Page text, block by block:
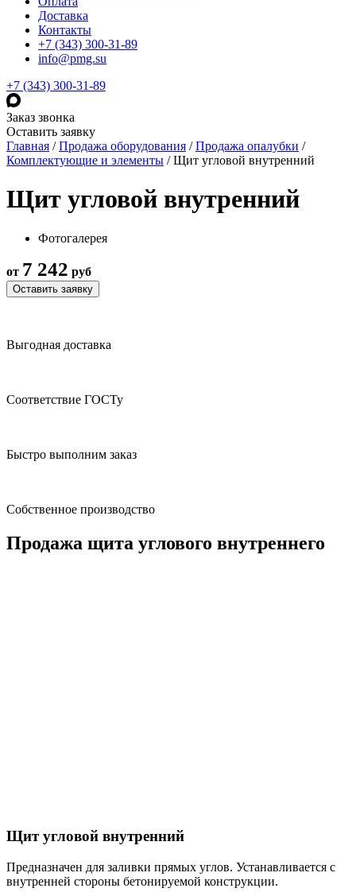
Доставка
Контакты
+7 (343) 300-31-89
info@pmg.su
+7 (343) 300-31-89
Заказ звонка
Оставить заявку
Главная /Продажа оборудования /Продажа опалубки /
Комплектующие и элементы /Щит угловой внутренний
Щит угловой внутренний
Фотогалерея
от 7 242 руб
Оставить заявку
Выгодная доставка
Соответствие ГОСТу
Быстро выполним заказ
Собственное производство
Продажа щита углового внутреннего
Щит угловой внутренний
Предназначен для заливки прямых углов. Устанавливается с
внутренней стороны бетонируемой конструкции.